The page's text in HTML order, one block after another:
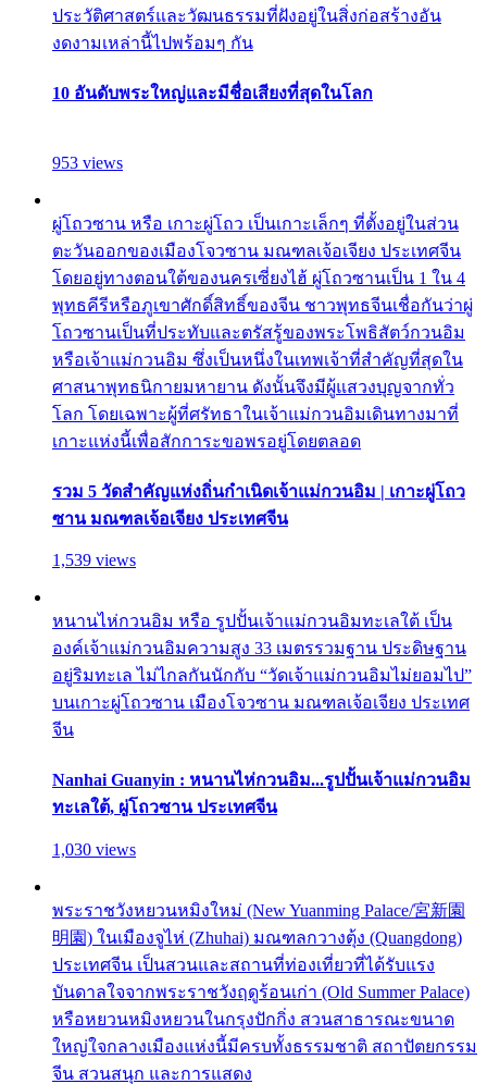
ประวัติศาสตร์และวัฒนธรรมที่ฝังอยู่ในสิ่งก่อสร้างอัน
งดงามเหล่านี้ไปพร้อมๆ กัน
10 อันดับพระใหญ่และมีชื่อเสียงที่สุดในโลก
953 views
ผู่โถวซาน หรือ เกาะผู่โถว เป็นเกาะเล็กๆ ที่ตั้งอยู่ในส่วน
ตะวันออกของเมืองโจวซาน มณฑลเจ้อเจียง ประเทศจีน
โดยอยู่ทางตอนใต้ของนครเซี่ยงไฮ้ ผู่โถวซานเป็น 1 ใน 4
พุทธคีรีหรือภูเขาศักดิ์สิทธิ์ของจีน ชาวพุทธจีนเชื่อกันว่าผู่
โถวซานเป็นที่ประทับและตรัสรู้ของพระโพธิสัตว์กวนอิม
หรือเจ้าแม่กวนอิม ซึ่งเป็นหนึ่งในเทพเจ้าที่สำคัญที่สุดใน
ศาสนาพุทธนิกายมหายาน ดังนั้นจึงมีผู้แสวงบุญจากทั่ว
โลก โดยเฉพาะผู้ที่ศรัทธาในเจ้าแม่กวนอิมเดินทางมาที่
เกาะแห่งนี้เพื่อสักการะขอพรอยู่โดยตลอด
รวม 5 วัดสำคัญแห่งถิ่นกำเนิดเจ้าแม่กวนอิม | เกาะผู่โถว
ซาน มณฑลเจ้อเจียง ประเทศจีน
1,539 views
หนานไห่กวนอิม หรือ รูปปั้นเจ้าแม่กวนอิมทะเลใต้ เป็น
องค์เจ้าแม่กวนอิมความสูง 33 เมตรรวมฐาน ประดิษฐาน
อยู่ริมทะเล ไม่ไกลกันนักกับ “วัดเจ้าแม่กวนอิมไม่ยอมไป”
บนเกาะผู่โถวซาน เมืองโจวซาน มณฑลเจ้อเจียง ประเทศ
จีน
Nanhai Guanyin : หนานไห่กวนอิม...รูปปั้นเจ้าแม่กวนอิม
ทะเลใต้, ผู่โถวซาน ประเทศจีน
1,030 views
พระราชวังหยวนหมิงใหม่ (New Yuanming Palace/宮新園
明園) ในเมืองจูไห่ (Zhuhai) มณฑลกวางตุ้ง (Quangdong)
ประเทศจีน เป็นสวนและสถานที่ท่องเที่ยวที่ได้รับแรง
บันดาลใจจากพระราชวังฤดูร้อนเก่า (Old Summer Palace)
หรือหยวนหมิงหยวนในกรุงปักกิ่ง สวนสาธารณะขนาด
ใหญ่ใจกลางเมืองแห่งนี้มีครบทั้งธรรมชาติ สถาปัตยกรรม
จีน สวนสนุก และการแสดง